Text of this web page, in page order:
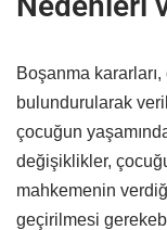
Boşanma
bulundurularak
çocuğun
değişiklikler,
mahkemenin
geçirilmesi